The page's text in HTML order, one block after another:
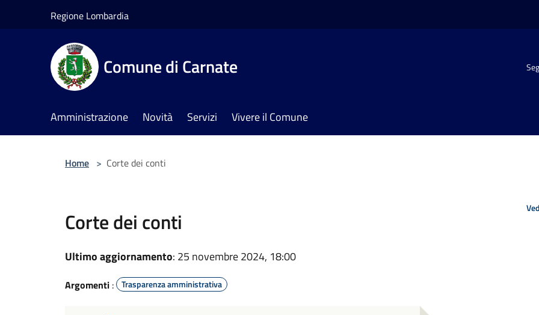
Regione Lombardia
Comune di Carnate
Amministrazione Novità Servizi Vivere il Comune
Home > Corte dei conti
Corte dei conti
Ultimo aggiornamento: 25 novembre 2024, 18:00
Argomenti : Trasparenza amministrativa